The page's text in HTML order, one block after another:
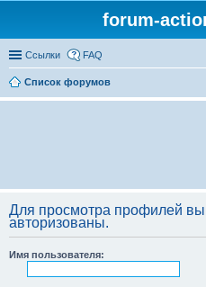
forum-
Ссылки FAQ
Список форумов
Для просмотра профилей
авторизованы.
Имя пользователя: